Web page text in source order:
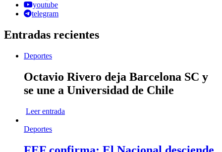
youtube
telegram
Entradas recientes
Deportes
Octavio Rivero deja Barcelona SC y
se une a Universidad de Chile
Leer entrada
Deportes